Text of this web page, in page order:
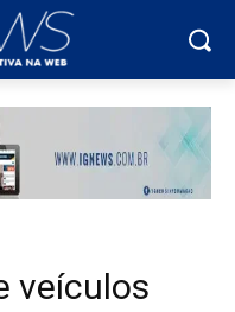
veículos